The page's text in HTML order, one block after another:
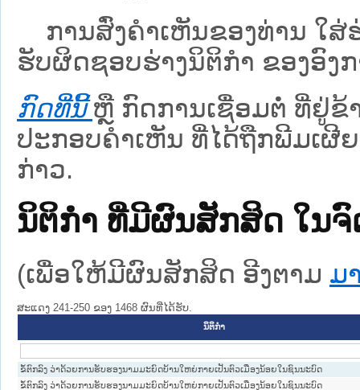
ການສົ່ງຄໍາເຫັນຂອງທ່ານ ໃສ່
ຮັບຜິດຊອບຮ່າງນິຕິກຳ ຂອງອົງ
ກົດທີ່ນີ້ ຫຼື ກົດການເຊື່ອມຕໍ່ ທີ່ຢູ່ຂ້
ປະກອບຄຳເຫັນ ທີ່ໄດ້ຖືກພີມເຜີ
ກ່າວ.
ນິຕິກໍາ ທີ່ມີຜົນສັກສິດ ໃນ
(ເພື່ອໃຫ້ມີຜົນສັກສິດ ອີງຕາມ ມ
ສະແດງ 241-250 ຂອງ 1468 ຜົນທີ່ໄດ້ຮັບ.
ນິຕິກໍາ
ຂໍ້ຕົກລົງ ວ່າດ້ວຍການຮັບຮອງນາມມະຍົດບ້ານໃຫຍ່ກາຍເປັນຕົວເມືອງນ້ອຍໃນຊົນນະບົດ
ຂໍ້ຕົກລົງ ວ່າດ້ວຍການຮັບຮອງນາມມະຍົດບ້ານໃຫຍ່ກາຍເປັນຕົວເມືອງນ້ອຍໃນຊົນນະບົດ